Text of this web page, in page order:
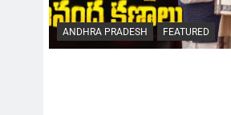
ANDHRA PRADESH FEATURED